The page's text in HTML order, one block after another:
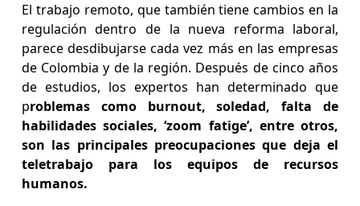
El trabajo remoto, que también tiene cambios en la
regulación dentro de la nueva reforma laboral,
parece desdibujarse cada vez más en las empresas
de Colombia y de la región. Después de cinco años
de estudios, los expertos han determinado que
problemas como burnout, soledad, falta de
habilidades sociales, ‘zoom fatige’, entre otros,
son las principales preocupaciones que deja el
teletrabajo para los equipos de recursos
humanos.